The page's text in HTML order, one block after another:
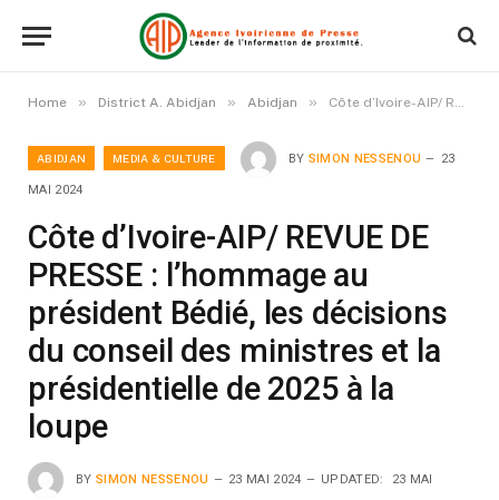
Home » District A. Abidjan » Abidjan » Côte d’Ivoire-AIP/ REVUE DE PRESSE : l’hommage au président Bédié, les décisions du conseil des ministres et la présidentielle de 2025 à la loupe
ABIDJAN MEDIA & CULTURE BY SIMON NESSENOU 23
MAI 2024
Côte d’Ivoire-AIP/ REVUE DE
PRESSE : l’hommage au
président Bédié, les décisions
du conseil des ministres et la
présidentielle de 2025 à la
loupe
BY SIMON NESSENOU 23 MAI 2024 UPDATED: 23 MAI